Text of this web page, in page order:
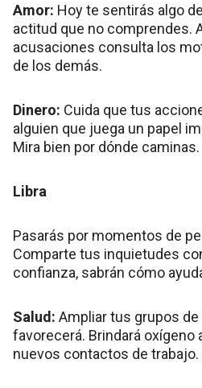
Amor: Hoy te sentirás algo
actitud que no comprendes.
acusaciones consulta los
de los demás.
Dinero: Cuida que tus
alguien que juega un papel
Mira bien por dónde caminas.
Libra
Pasarás por momentos de
Comparte tus inquietudes
confianza, sabrán cómo
Salud: Ampliar tus grupos
favorecerá. Brindará oxígeno
nuevos contactos de trabajo.